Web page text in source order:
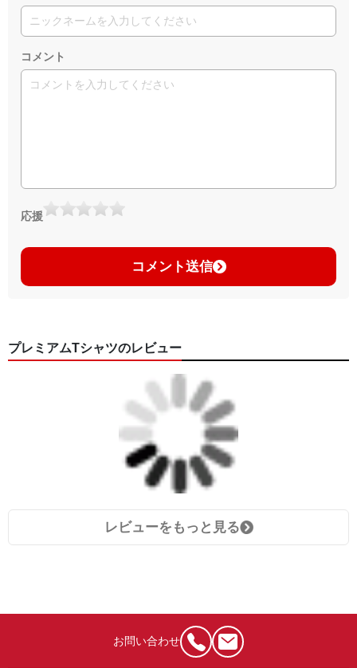
コメント
応援
コメント送信
プレミアムTシャツのレビュー
レビューをもっと見る
お問い合わせ